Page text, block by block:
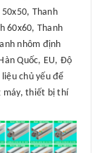
Thanh
60x60, Thanh
nhôm định
Quốc, EU, Độ
chủ yếu để
máy, thiết bị thí